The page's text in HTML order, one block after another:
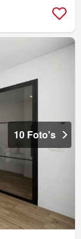
10 Foto's